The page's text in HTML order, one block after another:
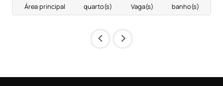
Área principal
quarto(s)
Vaga(s)
banho(s)
‹ ›